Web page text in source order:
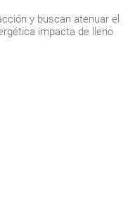
y buscan atenuar el
impacta de lleno